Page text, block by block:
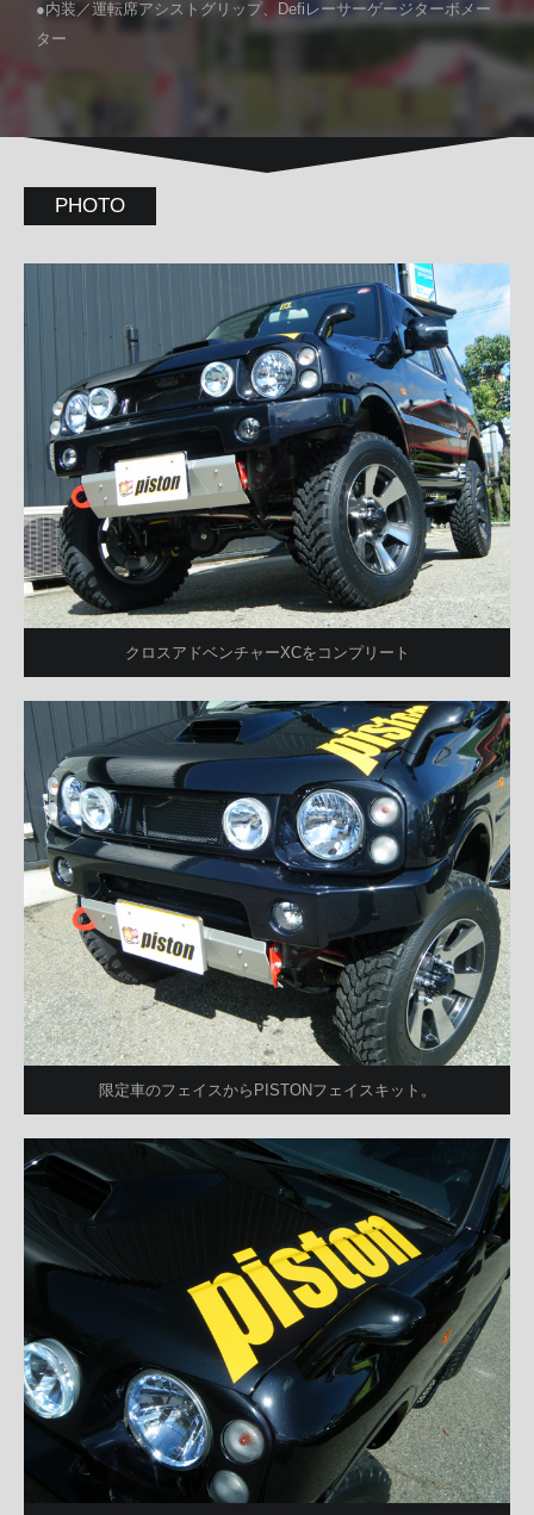
●内装／運転席アシストグリップ、Defiレーサーゲージターボメー
ター
PHOTO
クロスアドベンチャーXCをコンプリート
限定車のフェイスからPISTONフェイスキット。